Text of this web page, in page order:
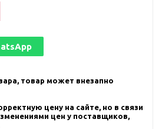
товар может внезапно
цену на сайте, но в связи
цен у поставщиков,